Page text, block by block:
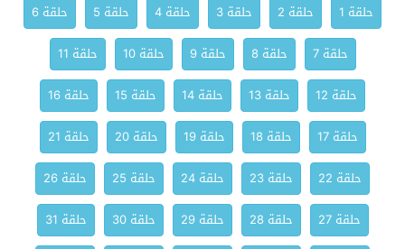
حلقة 1 حلقة 2 حلقة 3 حلقة 4 حلقة 5
حلقة 6
حلقة 7
حلقة 8 حلقة 9 حلقة 10
حلقة 11
حلقة 12
حلقة 13 حلقة 14 حلقة 15
حلقة 16
حلقة 17
حلقة 18 حلقة 19 حلقة 20
حلقة 21
حلقة 22
حلقة 23 حلقة 24 حلقة 25
حلقة 26
حلقة 27
حلقة 28 حلقة 29 حلقة 30
حلقة 31